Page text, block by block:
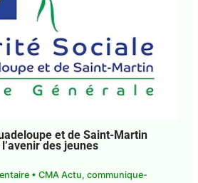
et de Saint-Martin
des jeunes
• CMA Actu, communique-